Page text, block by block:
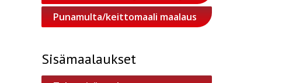
Punamulta/keittomaali maalaus
Sisämaalaukset